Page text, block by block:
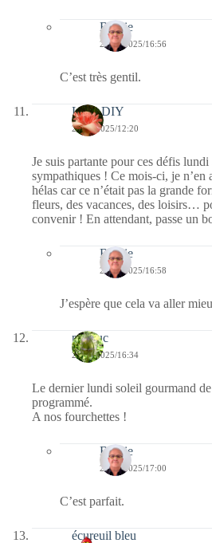
Bernie
28/01/2025/16:56
C’est très gentil.
Lady DIY
26/01/2025/12:20
Je suis partante pour ces défis
sympathiques ! Ce mois-ci, je n’en
hélas car ce n’était pas la grande
fleurs, des vacances, des loisirs…
convenir ! En attendant, passe un
Bernie
28/01/2025/16:58
J’espère que cela va aller
papiluc
25/01/2025/16:34
Le dernier lundi soleil gourmand
programmé.
A nos fourchettes !
Bernie
28/01/2025/17:00
C’est parfait.
écureuil bleu